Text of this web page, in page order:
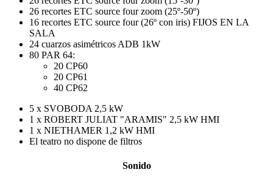
26 recortes ETC source four zoom (25º-50º)
16 recortes ETC source four (26º con iris) FIJOS EN LA
SALA
24 cuarzos asimétricos ADB 1kW
80 PAR 64:
20 CP60
20 CP61
40 CP62
5 x SVOBODA 2,5 kW
1 x ROBERT JULIAT "ARAMIS" 2,5 kW HMI
1 x NIETHAMER 1,2 kW HMI
El teatro no dispone de filtros
Sonido